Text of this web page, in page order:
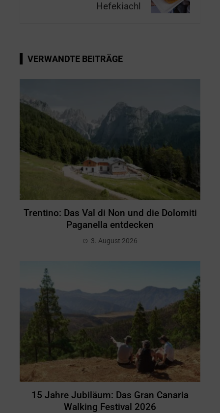
Hefekiachl
VERWANDTE BEITRÄGE
Trentino: Das Val di Non und die Dolomiti
Paganella entdecken
3. August 2026
15 Jahre Jubiläum: Das Gran Canaria
Walking Festival 2026